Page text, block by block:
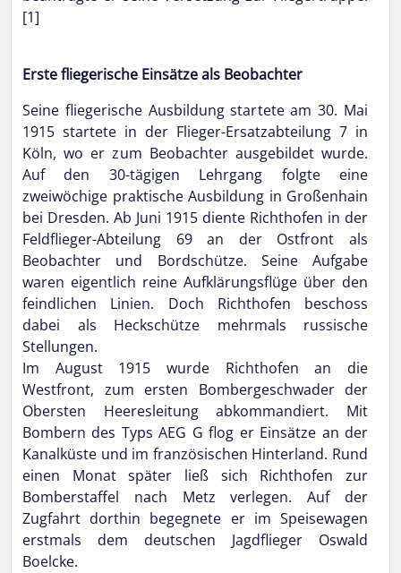
[1]
Erste fliegerische Einsätze als Beobachter
Seine fliegerische Ausbildung startete am 30. Mai
1915 startete in der Flieger-Ersatzabteilung 7 in
Köln, wo er zum Beobachter ausgebildet wurde.
Auf den 30-tägigen Lehrgang folgte eine
zweiwöchige praktische Ausbildung in Großenhain
bei Dresden. Ab Juni 1915 diente Richthofen in der
Feldflieger-Abteilung 69 an der Ostfront als
Beobachter und Bordschütze. Seine Aufgabe
waren eigentlich reine Aufklärungsflüge über den
feindlichen Linien. Doch Richthofen beschoss
dabei als Heckschütze mehrmals russische
Stellungen.
Im August 1915 wurde Richthofen an die
Westfront, zum ersten Bombergeschwader der
Obersten Heeresleitung abkommandiert. Mit
Bombern des Typs AEG G flog er Einsätze an der
Kanalküste und im französischen Hinterland. Rund
einen Monat später ließ sich Richthofen zur
Bomberstaffel nach Metz verlegen. Auf der
Zugfahrt dorthin begegnete er im Speisewagen
erstmals dem deutschen Jagdflieger Oswald
Boelcke.